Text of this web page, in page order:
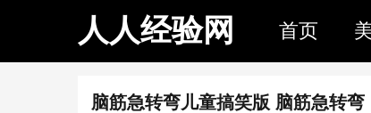
人人经验网 首页
脑筋急转弯儿童搞笑版 脑筋急转弯